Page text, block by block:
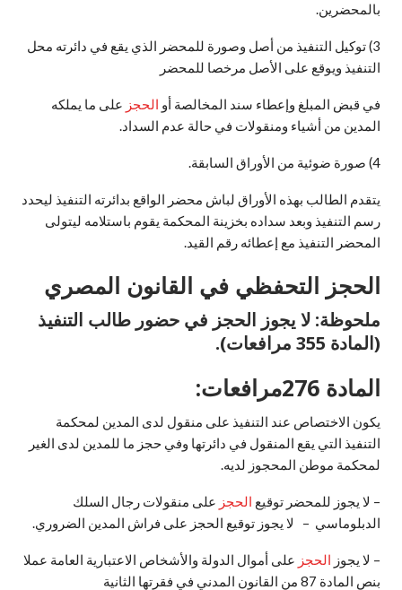
بالمحضرين.
3) توكيل التنفيذ من أصل وصورة للمحضر الذي يقع في دائرته محل
التنفيذ ويوقع على الأصل مرخصا للمحضر
في قبض المبلغ وإعطاء سند المخالصة أو الحجز على ما يملكه
المدين من أشياء ومنقولات في حالة عدم السداد.
4) صورة ضوئية من الأوراق السابقة.
يتقدم الطالب بهذه الأوراق لباش محضر الواقع بدائرته التنفيذ ليحدد
رسم التنفيذ وبعد سداده بخزينة المحكمة يقوم باستلامه ليتولى
المحضر التنفيذ مع إعطائه رقم القيد.
الحجز التحفظي في القانون المصري
ملحوظة: لا يجوز الحجز في حضور طالب التنفيذ
(المادة 355 مرافعات).
المادة 276مرافعات:
يكون الاختصاص عند التنفيذ على منقول لدى المدين لمحكمة
التنفيذ التي يقع المنقول في دائرتها وفي حجز ما للمدين لدى الغير
لمحكمة موطن المحجوز لديه.
– لا يجوز للمحضر توقيع الحجز على منقولات رجال السلك
الدبلوماسي – لا يجوز توقيع الحجز على فراش المدين الضروري.
– لا يجوز الحجز على أموال الدولة والأشخاص الاعتبارية العامة عملا
بنص المادة 87 من القانون المدني في فقرتها الثانية